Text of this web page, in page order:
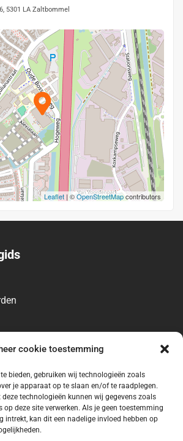
cookie toestemming
bieden, gebruiken wij technologieën zoals
je apparaat op te slaan en/of te raadplegen.
technologieën kunnen wij gegevens zoals
op deze site verwerken. Als je geen toestemming
intrekt, kan dit een nadelige invloed hebben op
5301 LA Zaltbommel
Leaflet | ©OpenStreetMapcontributors